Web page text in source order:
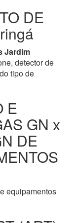
DE
Jardim
detector de
tipo de
E
GN x
DE
equipamentos